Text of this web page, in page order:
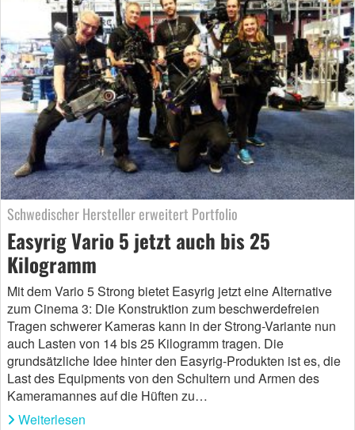
Schwedischer Hersteller erweitert Portfolio
Easyrig Vario 5 jetzt auch bis 25
Kilogramm
Mit dem Vario 5 Strong bietet Easyrig jetzt eine Alternative
zum Cinema 3: Die Konstruktion zum beschwerdefreien
Tragen schwerer Kameras kann in der Strong-Variante nun
auch Lasten von 14 bis 25 Kilogramm tragen. Die
grundsätzliche Idee hinter den Easyrig-Produkten ist es, die
Last des Equipments von den Schultern und Armen des
Kameramannes auf die Hüften zu…
Weiterlesen